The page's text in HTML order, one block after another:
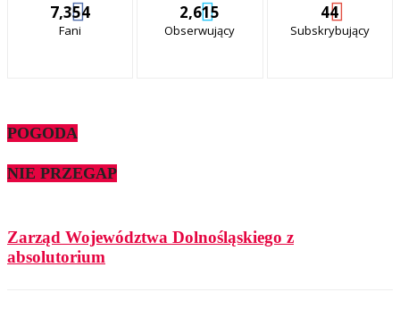
7,354
Fani
2,615
Obserwujący
44
Subskrybujący
POGODA
NIE PRZEGAP
Zarząd Województwa Dolnośląskiego z
absolutorium